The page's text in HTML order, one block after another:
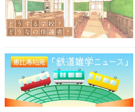
この記事の執筆
いもの部
Amazonのセール商品から売れ筋
のがもっと楽しく、もっとお得
る独自レビューなど、ここでしか